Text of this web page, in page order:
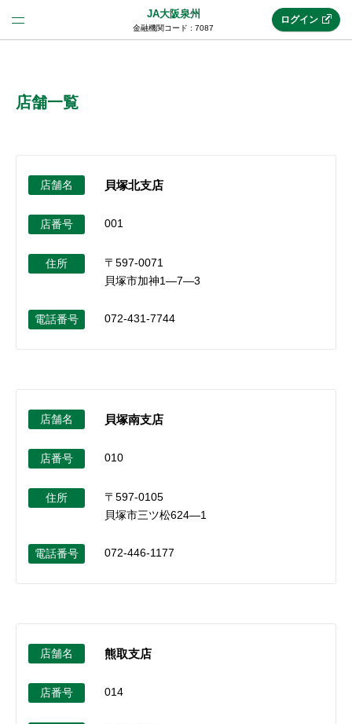
JA大阪泉州
金融機関コード : 7087
JAネットバンクトップ
メリット
機能・サービス
使い方
困った時は
ログイン
店舗一覧
店舗名 貝塚北支店
店番号 001
住所
〒597-0071
貝塚市加神1―7―3
電話番号 072-431-7744
店舗名 貝塚南支店
店番号 010
住所
〒597-0105
貝塚市三ツ松624―1
電話番号 072-446-1177
店舗名 熊取支店
店番号 014